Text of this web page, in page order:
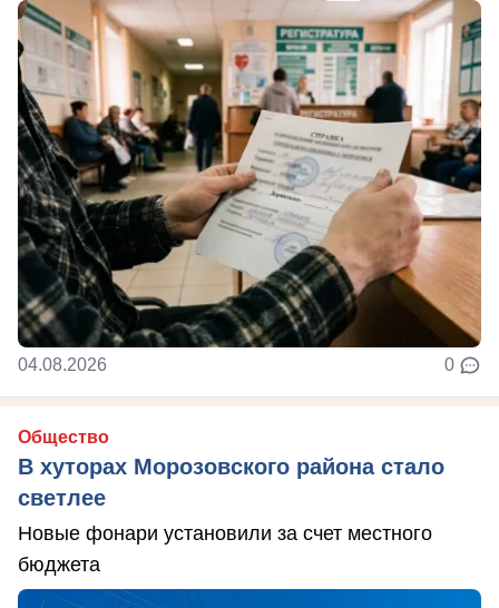
04.08.2026 0
Общество
В хуторах Морозовского района стало
светлее
Новые фонари установили за счет местного
бюджета